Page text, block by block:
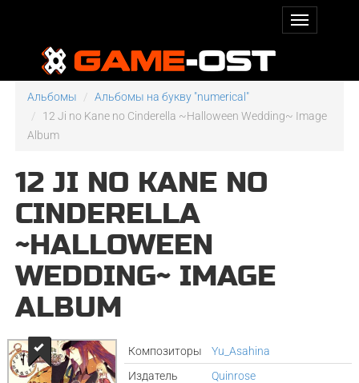
Альбомы
Альбомы на букву "numerical"
12 Ji no Kane no Cinderella ~Halloween Wedding~ Image
Album
12 JI NO KANE NO
CINDERELLA
~HALLOWEEN
WEDDING~ IMAGE
ALBUM
Композиторы
Yu_Asahina
Издатель
Quinrose